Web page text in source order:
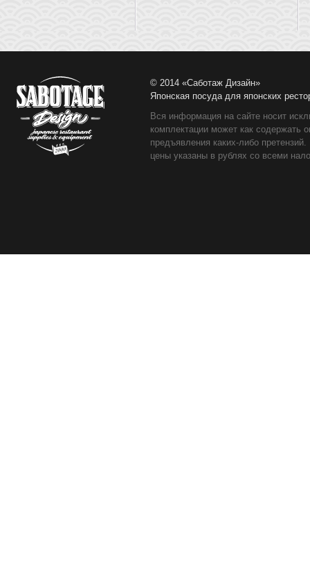
© 2014 «Саботаж Дизайн»
Японская посуда для японских
Вся информация на сайте носит
комплектации может как содержать
предъявления каких-либо
цены указаны в рублях со всеми